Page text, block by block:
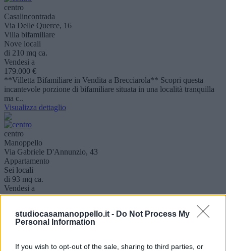
studiocasamanoppello.it - Do Not Process My
Personal Information
If you wish to opt-out of the sale, sharing to third parties, or
centro
Casalincontrada
Via Delle Querce, 16
Villa bifamiliare
Nove locali
di 210 mq ca.
Vendesi a
179.000 €
**Villetta Bifamiliare in Vendita a Brecciarola** Scopri questa
incantevole porzione di bifamiliare situata in una località tranquilla
ma c..
Visualizza dettaglio
centro
Manoppello
Via Gabriele D'Annunzio, 43
Appartamento
Sei locali
di 93 mq ca.
Vendesi a
95.000 €
**Appartamento in Vendita - Investimento Ideale** Scopri questo
affascinante appartamento situato al primo piano di un piccolo
stabile comp..